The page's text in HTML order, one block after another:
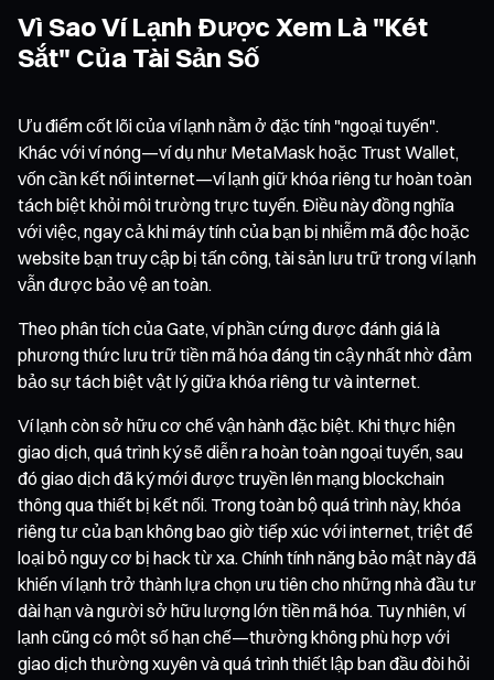
Vì Sao Ví Lạnh Được Xem Là "Két
Sắt" Của Tài Sản Số
Ưu điểm cốt lõi của ví lạnh nằm ở đặc tính "ngoại tuyến".
Khác với ví nóng—ví dụ như MetaMask hoặc Trust Wallet,
vốn cần kết nối internet—ví lạnh giữ khóa riêng tư hoàn toàn
tách biệt khỏi môi trường trực tuyến. Điều này đồng nghĩa
với việc, ngay cả khi máy tính của bạn bị nhiễm mã độc hoặc
website bạn truy cập bị tấn công, tài sản lưu trữ trong ví lạnh
vẫn được bảo vệ an toàn.
Theo phân tích của Gate, ví phần cứng được đánh giá là
phương thức lưu trữ tiền mã hóa đáng tin cậy nhất nhờ đảm
bảo sự tách biệt vật lý giữa khóa riêng tư và internet.
Ví lạnh còn sở hữu cơ chế vận hành đặc biệt. Khi thực hiện
giao dịch, quá trình ký sẽ diễn ra hoàn toàn ngoại tuyến, sau
đó giao dịch đã ký mới được truyền lên mạng blockchain
thông qua thiết bị kết nối. Trong toàn bộ quá trình này, khóa
riêng tư của bạn không bao giờ tiếp xúc với internet, triệt để
loại bỏ nguy cơ bị hack từ xa. Chính tính năng bảo mật này đã
khiến ví lạnh trở thành lựa chọn ưu tiên cho những nhà đầu tư
dài hạn và người sở hữu lượng lớn tiền mã hóa. Tuy nhiên, ví
lạnh cũng có một số hạn chế—thường không phù hợp với
giao dịch thường xuyên và quá trình thiết lập ban đầu đòi hỏi